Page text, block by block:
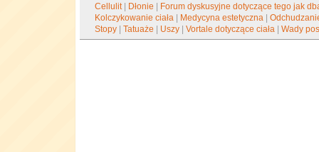
Cellulit| Dłonie
Forum dyskusyjne dotyczące tego jak
Kolczykowanie ciała
Medycyna estetyczna |
Stopy |Tatuaże Uszy |Vortale dotyczące ciała |Wady